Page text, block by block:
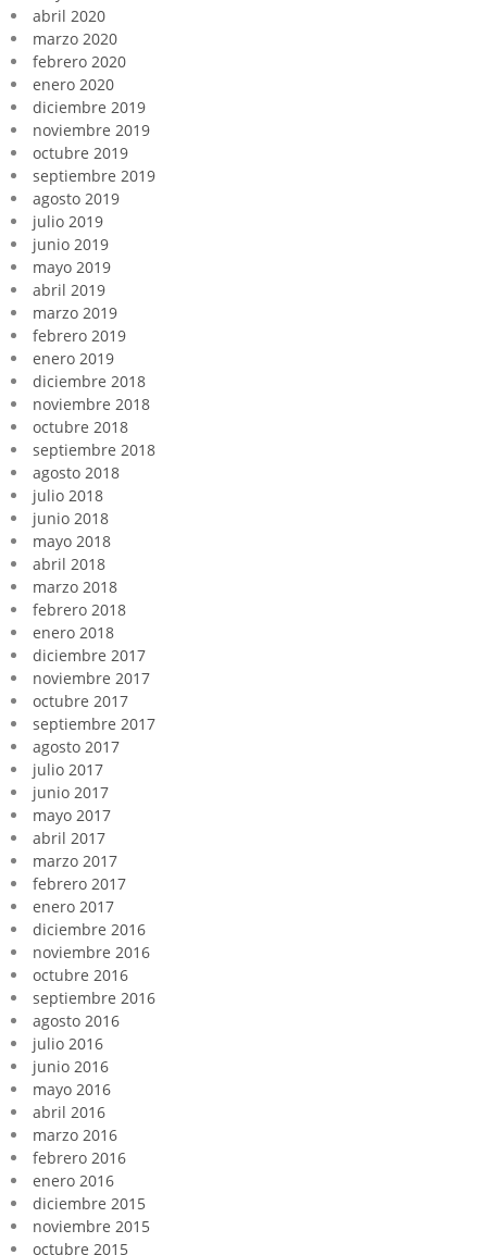
abril 2020
marzo 2020
febrero 2020
enero 2020
diciembre 2019
noviembre 2019
octubre 2019
septiembre 2019
agosto 2019
julio 2019
junio 2019
mayo 2019
abril 2019
marzo 2019
febrero 2019
enero 2019
diciembre 2018
noviembre 2018
octubre 2018
septiembre 2018
agosto 2018
julio 2018
junio 2018
mayo 2018
abril 2018
marzo 2018
febrero 2018
enero 2018
diciembre 2017
noviembre 2017
octubre 2017
septiembre 2017
agosto 2017
julio 2017
junio 2017
mayo 2017
abril 2017
marzo 2017
febrero 2017
enero 2017
diciembre 2016
noviembre 2016
octubre 2016
septiembre 2016
agosto 2016
julio 2016
junio 2016
mayo 2016
abril 2016
marzo 2016
febrero 2016
enero 2016
diciembre 2015
noviembre 2015
octubre 2015